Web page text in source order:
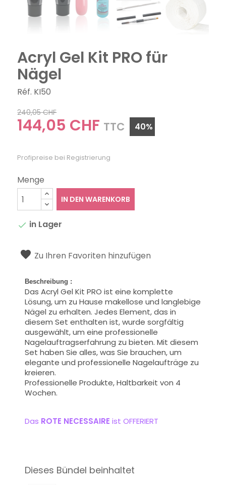
Acryl Gel Kit PRO für
Nägel
Réf. KI50
240,05 CHF
144,05 CHF TTC 40%
Profipreise bei Registrierung
Menge
IN DEN WARENKORB
 in Lager
Zu Ihren Favoriten hinzufügen
Beschreibung :
Das Acryl Gel Kit PRO ist eine komplette
Lösung, um zu Hause makellose und langlebige
Nägel zu erhalten. Jedes Element, das in
diesem Set enthalten ist, wurde sorgfältig
ausgewählt, um eine professionelle
Nagelauftragserfahrung zu bieten. Mit diesem
Set haben Sie alles, was Sie brauchen, um
elegante und professionelle Nagelaufträge zu
kreieren.
Professionelle Produkte, Haltbarkeit von 4
Wochen.
Das ROTE NECESSAIRE ist OFFERIERT
Dieses Bündel beinhaltet